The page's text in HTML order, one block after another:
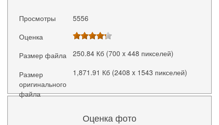
Просмотры
5556
Оценка
Размер файла
250.84 Кб (700 x 448 пикселей)
Размер
оригинального
файла
1,871.91 Кб (2408 x 1543 пикселей)
Оценка фото